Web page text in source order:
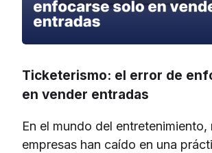
Ticketerismo: el error de
en vender entradas
En el mundo del entretenimiento,
empresas han caído en una